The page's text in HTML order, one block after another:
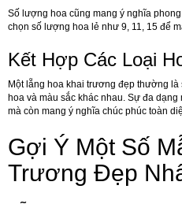
Số lượng hoa cũng mang ý nghĩa
chọn số lượng hoa lẻ như 9, 11, 15 để
Kết Hợp Các Loại
Một lẵng hoa khai trương đẹp thường
hoa và màu sắc khác nhau. Sự đa
mà còn mang ý nghĩa chúc phúc toàn
Gợi Ý Một Số
Trương Đẹp